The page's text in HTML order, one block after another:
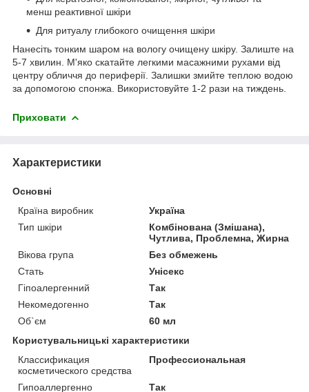
менш реактивної шкіри
Для ритуалу глибокого очищення шкіри
Нанесіть тонким шаром на вологу очищену шкіру. Залиште на
5-7 хвилин. М'яко скатайте легкими масажними рухами від
центру обличчя до периферії. Залишки змийте теплою водою
за допомогою спонжа. Використовуйте 1-2 рази на тиждень.
Приховати
Характеристики
Основні
Країна виробник
Україна
Тип шкіри
Комбінована (Змішана),
Чутлива, Проблемна, Жирна
Вікова група
Без обмежень
Стать
Унісекс
Гіпоалергенний
Так
Некомедогенно
Так
Об`єм
60 мл
Користувальницькі характеристики
Классификация
косметического средства
Профессиональная
Гипоаллергенно
Так